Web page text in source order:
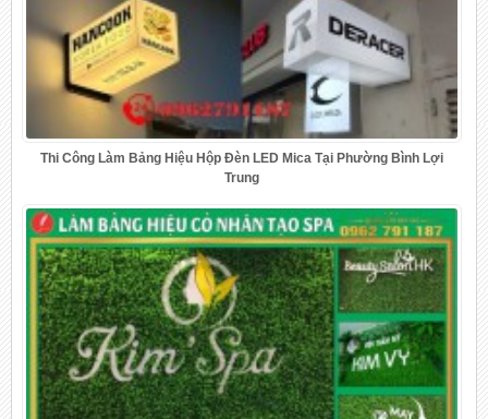
Thi Công Làm Bảng Hiệu Hộp Đèn LED Mica Tại Phường Bình Lợi
Trung